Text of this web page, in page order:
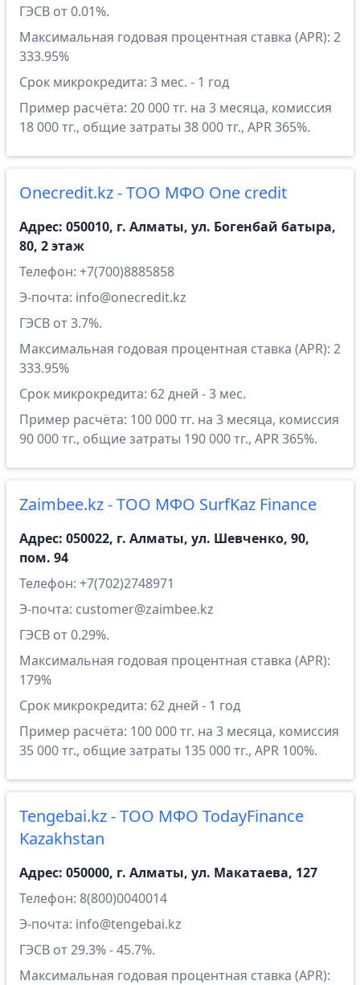
ГЭСВ от 0.01%.
Максимальная годовая процентная ставка (APR): 2
333.95%
Срок микрокредита: 3 мес. - 1 год
Пример расчёта: 20 000 тг. на 3 месяца, комиссия
18 000 тг., общие затраты 38 000 тг., APR 365%.
Onecredit.kz - ТОО МФО One credit
Адрес: 050010, г. Алматы, ул. Богенбай батыра,
80, 2 этаж
Телефон: +7(700)8885858
Э-почта: info@onecredit.kz
ГЭСВ от 3.7%.
Максимальная годовая процентная ставка (APR): 2
333.95%
Срок микрокредита: 62 дней - 3 мес.
Пример расчёта: 100 000 тг. на 3 месяца, комиссия
90 000 тг., общие затраты 190 000 тг., APR 365%.
Zaimbee.kz - ТОО МФО SurfKaz Finance
Адрес: 050022, г. Алматы, ул. Шевченко, 90,
пом. 94
Телефон: +7(702)2748971
Э-почта: customer@zaimbee.kz
ГЭСВ от 0.29%.
Максимальная годовая процентная ставка (APR):
179%
Срок микрокредита: 62 дней - 1 год
Пример расчёта: 100 000 тг. на 3 месяца, комиссия
35 000 тг., общие затраты 135 000 тг., APR 100%.
Tengebai.kz - ТОО МФО TodayFinance
Kazakhstan
Адрес: 050000, г. Алматы, ул. Макатаева, 127
Телефон: 8(800)0040014
Э-почта: info@tengebai.kz
ГЭСВ от 29.3% - 45.7%.
Максимальная годовая процентная ставка (APR):